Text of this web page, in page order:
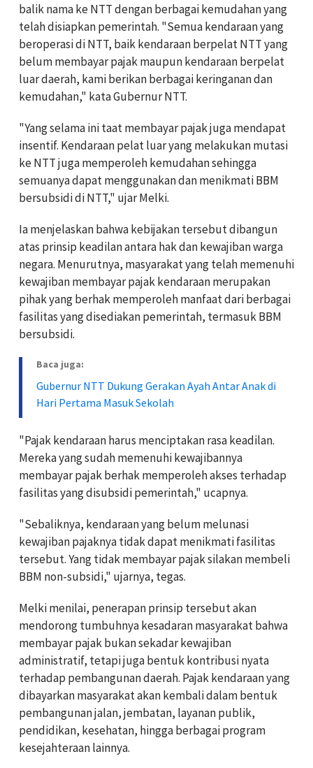
balik nama ke NTT dengan berbagai kemudahan yang
telah disiapkan pemerintah. "Semua kendaraan yang
beroperasi di NTT, baik kendaraan berpelat NTT yang
belum membayar pajak maupun kendaraan berpelat
luar daerah, kami berikan berbagai keringanan dan
kemudahan," kata Gubernur NTT.
"Yang selama ini taat membayar pajak juga mendapat
insentif. Kendaraan pelat luar yang melakukan mutasi
ke NTT juga memperoleh kemudahan sehingga
semuanya dapat menggunakan dan menikmati BBM
bersubsidi di NTT," ujar Melki.
Ia menjelaskan bahwa kebijakan tersebut dibangun
atas prinsip keadilan antara hak dan kewajiban warga
negara. Menurutnya, masyarakat yang telah memenuhi
kewajiban membayar pajak kendaraan merupakan
pihak yang berhak memperoleh manfaat dari berbagai
fasilitas yang disediakan pemerintah, termasuk BBM
bersubsidi.
Baca juga:
Gubernur NTT Dukung Gerakan Ayah Antar Anak di
Hari Pertama Masuk Sekolah
"Pajak kendaraan harus menciptakan rasa keadilan.
Mereka yang sudah memenuhi kewajibannya
membayar pajak berhak memperoleh akses terhadap
fasilitas yang disubsidi pemerintah," ucapnya.
"Sebaliknya, kendaraan yang belum melunasi
kewajiban pajaknya tidak dapat menikmati fasilitas
tersebut. Yang tidak membayar pajak silakan membeli
BBM non-subsidi," ujarnya, tegas.
Melki menilai, penerapan prinsip tersebut akan
mendorong tumbuhnya kesadaran masyarakat bahwa
membayar pajak bukan sekadar kewajiban
administratif, tetapi juga bentuk kontribusi nyata
terhadap pembangunan daerah. Pajak kendaraan yang
dibayarkan masyarakat akan kembali dalam bentuk
pembangunan jalan, jembatan, layanan publik,
pendidikan, kesehatan, hingga berbagai program
kesejahteraan lainnya.